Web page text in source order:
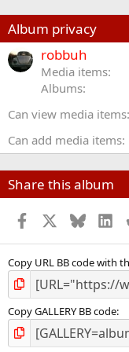
Album privacy
robbuh
Media items
Albums
Can view media items
Can add media items
Share this album
FacebookX (Twitter)
Bluesky
Copy URL BB code with
Copy GALLERY BB code